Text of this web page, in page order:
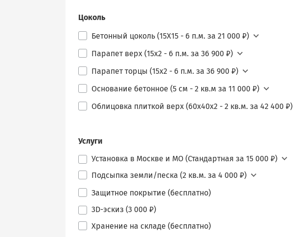
Цоколь
Бетонный цоколь (15Х15 - 6 п.м. за 21 000 ₽)
Парапет верх (15х2 - 6 п.м. за 36 900 ₽)
Парапет торцы (15х2 - 6 п.м. за 36 900 ₽)
Основание бетонное (5 см - 2 кв.м за 11 000 ₽)
Облицовка плиткой верх (60х40х2 - 2 кв.м. за 42 400 ₽)
Услуги
Установка в Москве и МО (Стандартная за 15 000 ₽)
Подсыпка земли/песка (2 кв.м. за 4 000 ₽)
Защитное покрытие (бесплатно)
3D-эскиз (3 000 ₽)
Хранение на складе (бесплатно)